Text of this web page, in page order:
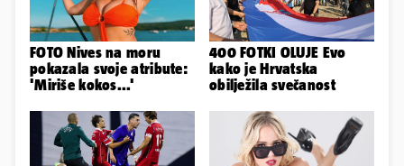
FOTO Nives na moru
pokazala svoje atribute:
'Miriše kokos...'
400 FOTKI OLUJE Evo
kako je Hrvatska
obilježila svečanost